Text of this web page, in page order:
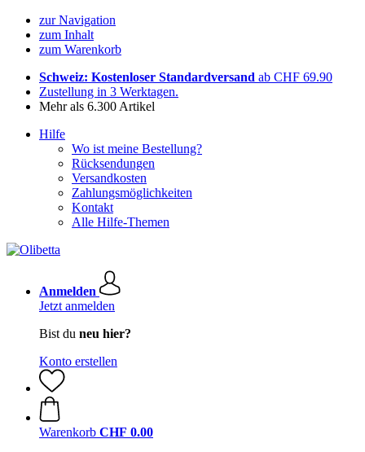
zur Navigation
zum Inhalt
zum Warenkorb
Schweiz: Kostenloser Standardversand ab CHF 69.90
Zustellung in 3 Werktagen.
Mehr als 6.300 Artikel
Hilfe
Wo ist meine Bestellung?
Rücksendungen
Versandkosten
Zahlungsmöglichkeiten
Kontakt
Alle Hilfe-Themen
Anmelden
Jetzt anmelden
Bist du neu hier?
Konto erstellen
Warenkorb CHF 0.00